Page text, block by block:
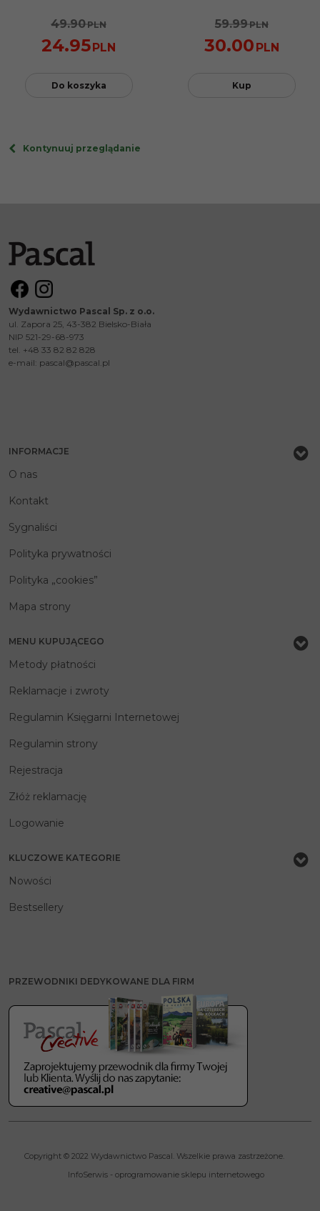
49.90PLN
24.95PLN
Do koszyka
59.99PLN
30.00 PLN
Kup
Kontynuuj przeglądanie
Wydawnictwo Pascal Sp. z o.o.
ul. Zapora 25, 43-382 Bielsko-Biała
NIP 521-29-68-973
tel. +48 33 82 82 828
e-mail: pascal@pascal.pl
INFORMACJE
O nas
Kontakt
Sygnaliści
Polityka prywatności
Polityka „cookies”
Mapa strony
MENU KUPUJĄCEGO
Metody płatności
Reklamacje i zwroty
Regulamin Księgarni Internetowej
Regulamin strony
Rejestracja
Złóż reklamację
Logowanie
KLUCZOWE KATEGORIE
Nowości
Bestsellery
PRZEWODNIKI DEDYKOWANE DLA FIRM
Copyright © 2022 Wydawnictwo Pascal. Wszelkie prawa zastrzeżone.
InfoSerwis- oprogramowanie sklepu internetowego